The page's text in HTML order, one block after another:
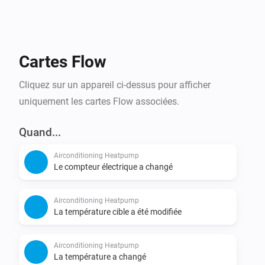
Cartes Flow
Cliquez sur un appareil ci-dessus pour afficher
uniquement les cartes Flow associées.
Quand...
Airconditioning Heatpump
Le compteur électrique a changé
Airconditioning Heatpump
La température cible a été modifiée
Airconditioning Heatpump
La température a changé